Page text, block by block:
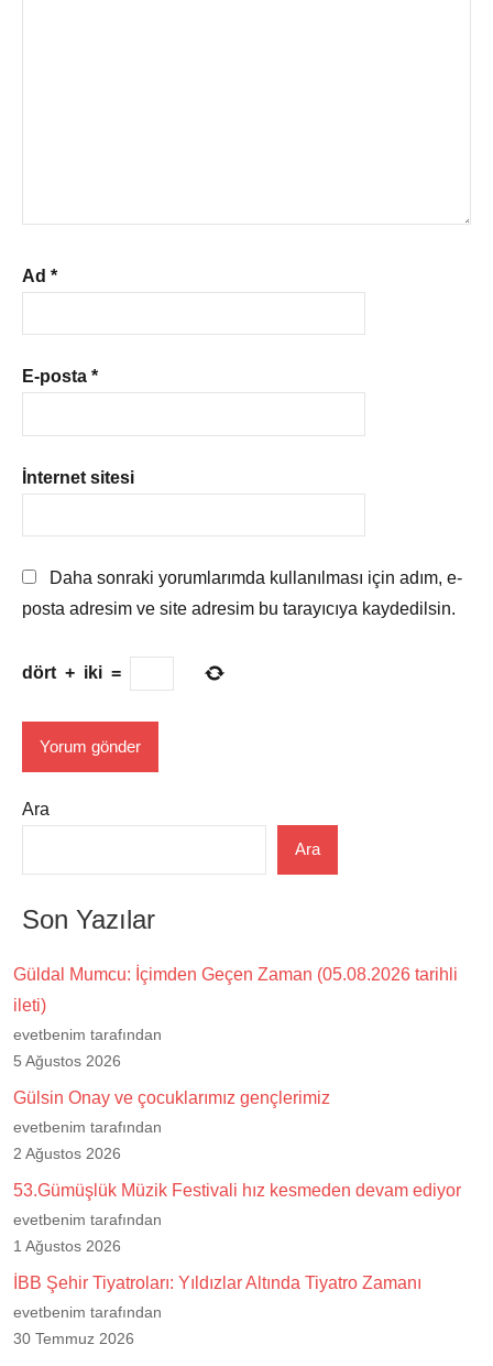
Ad *
E-posta *
İnternet sitesi
Daha sonraki yorumlarımda kullanılması için adım, e-
posta adresim ve site adresim bu tarayıcıya kaydedilsin.
dört + iki =
Ara
Ara
Son Yazılar
Güldal Mumcu: İçimden Geçen Zaman (05.08.2026 tarihli
ileti)
evetbenim tarafından
5 Ağustos 2026
Gülsin Onay ve çocuklarımız gençlerimiz
evetbenim tarafından
2 Ağustos 2026
53.Gümüşlük Müzik Festivali hız kesmeden devam ediyor
evetbenim tarafından
1 Ağustos 2026
İBB Şehir Tiyatroları: Yıldızlar Altında Tiyatro Zamanı
evetbenim tarafından
30 Temmuz 2026